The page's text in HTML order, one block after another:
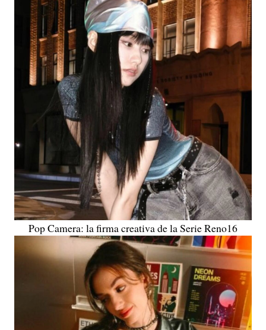
Pop Camera: la firma creativa de la Serie Reno16